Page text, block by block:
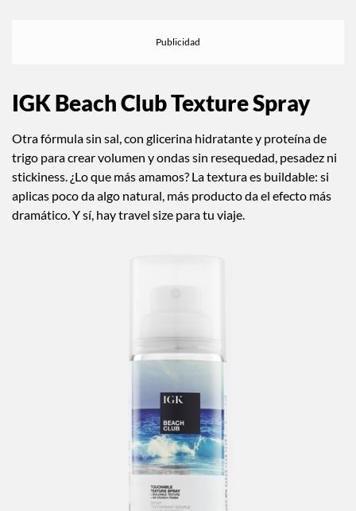
IGK Beach Club Texture Spray
Otra fórmula sin sal, con glicerina hidratante y proteína de
trigo para crear volumen y ondas sin resequedad, pesadez ni
stickiness. ¿Lo que más amamos? La textura es buildable: si
aplicas poco da algo natural, más producto da el efecto más
dramático. Y sí, hay travel size para tu viaje.